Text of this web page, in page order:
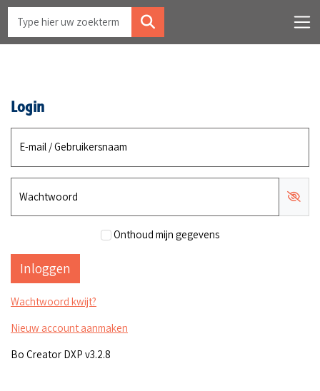
Login
E-mail / Gebruikersnaam
Wachtwoord
Onthoud mijn gegevens
Wachtwoord kwijt?
Nieuw account aanmaken
Bo Creator DXP v3.2.8